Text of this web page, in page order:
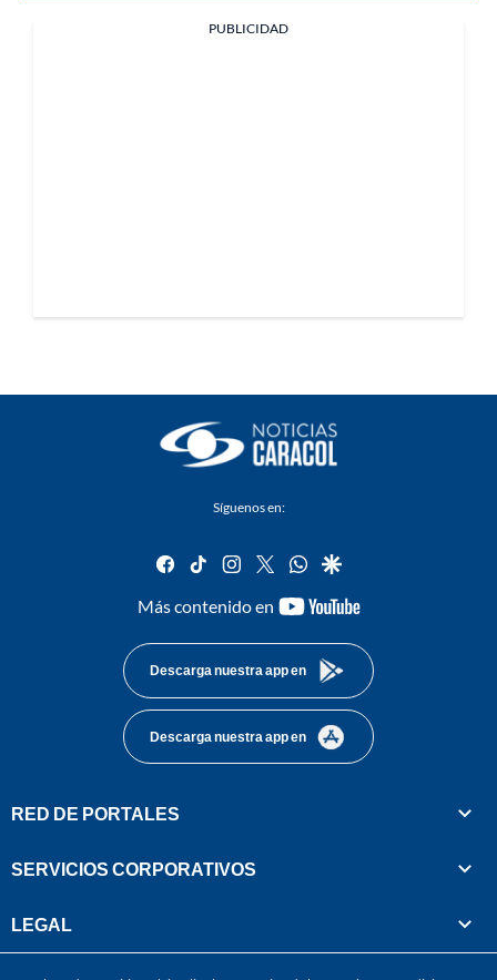
PUBLICIDAD
Síguenos en:
facebook
tiktok instagram
twitterwhatsapp
google
Más contenido en
youtube-
Descarga nuestra app en
Descarga nuestra app en
RED DE PORTALES
SERVICIOS CORPORATIVOS
LEGAL